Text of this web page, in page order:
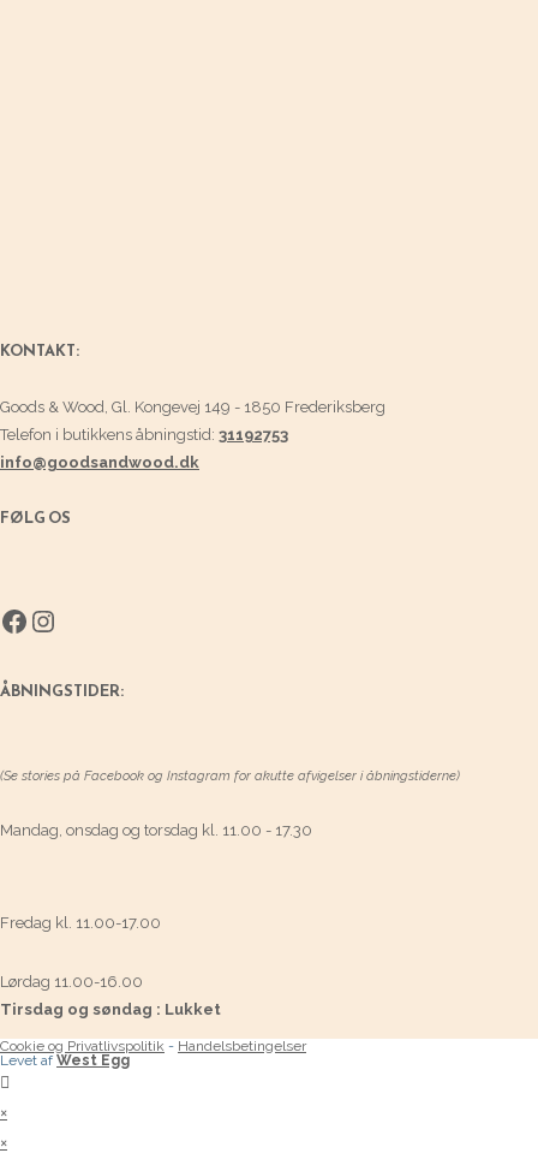
KONTAKT:
Goods & Wood, Gl. Kongevej 149 - 1850 Frederiksberg
Telefon i butikkens åbningstid: 31192753
info@goodsandwood.dk
FØLG OS
Facebook
Instagram
ÅBNINGSTIDER:
(Se stories på Facebook og Instagram for akutte afvigelser i åbningstiderne)
Mandag, onsdag og torsdag kl. 11.00 - 17.30
Fredag kl. 11.00-17.00
Lørdag 11.00-16.00
Tirsdag og søndag : Lukket
Cookie og Privatlivspolitik - Handelsbetingelser
Levet af West Egg
×
×